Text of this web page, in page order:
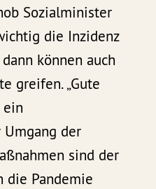
Sozialminister
die Inzidenz
können auch
greifen. „Gute
ein
der
sind der
die Pandemie